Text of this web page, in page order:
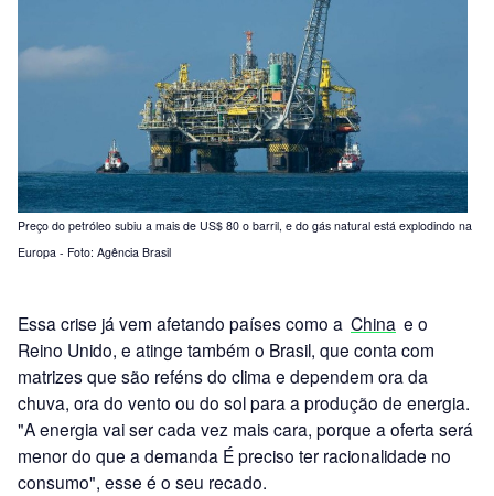
Preço do petróleo subiu a mais de US$ 80 o barril, e do gás natural está explodindo na
Europa - Foto: Agência Brasil
Essa crise já vem afetando países como a China e o
Reino Unido, e atinge também o Brasil, que conta com
matrizes que são reféns do clima e dependem ora da
chuva, ora do vento ou do sol para a produção de energia.
"A energia vai ser cada vez mais cara, porque a oferta será
menor do que a demanda É preciso ter racionalidade no
consumo", esse é o seu recado.